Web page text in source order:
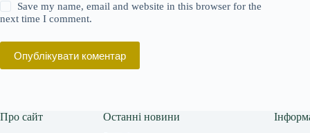
Save my name, email and website in this browser for the
next time I comment.
Опублікувати коментар
Про сайт Останні новини